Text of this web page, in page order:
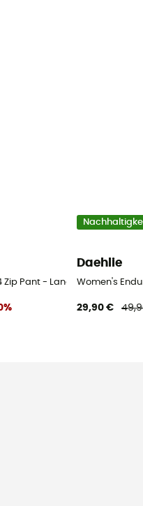
Zip Pant - Langlaufhose -
Daehlie
Women's
29,90 €